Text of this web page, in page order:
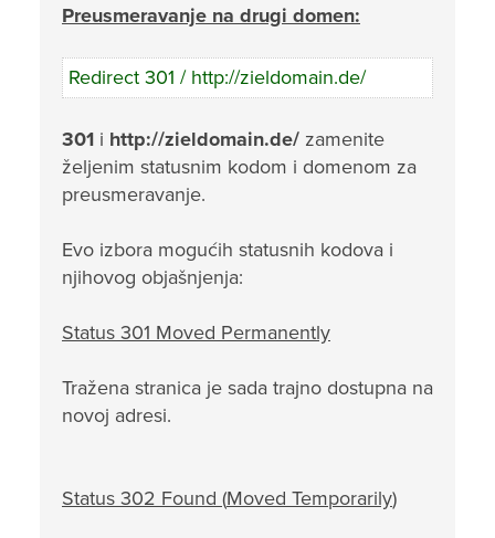
Preusmeravanje na drugi domen:
Redirect 301 / http://zieldomain.de/
301 i http://zieldomain.de/ zamenite
željenim statusnim kodom i domenom za
preusmeravanje.
Evo izbora mogućih statusnih kodova i
njihovog objašnjenja:
Status 301 Moved Permanently
Tražena stranica je sada trajno dostupna na
novoj adresi.
Status 302 Found (Moved Temporarily)